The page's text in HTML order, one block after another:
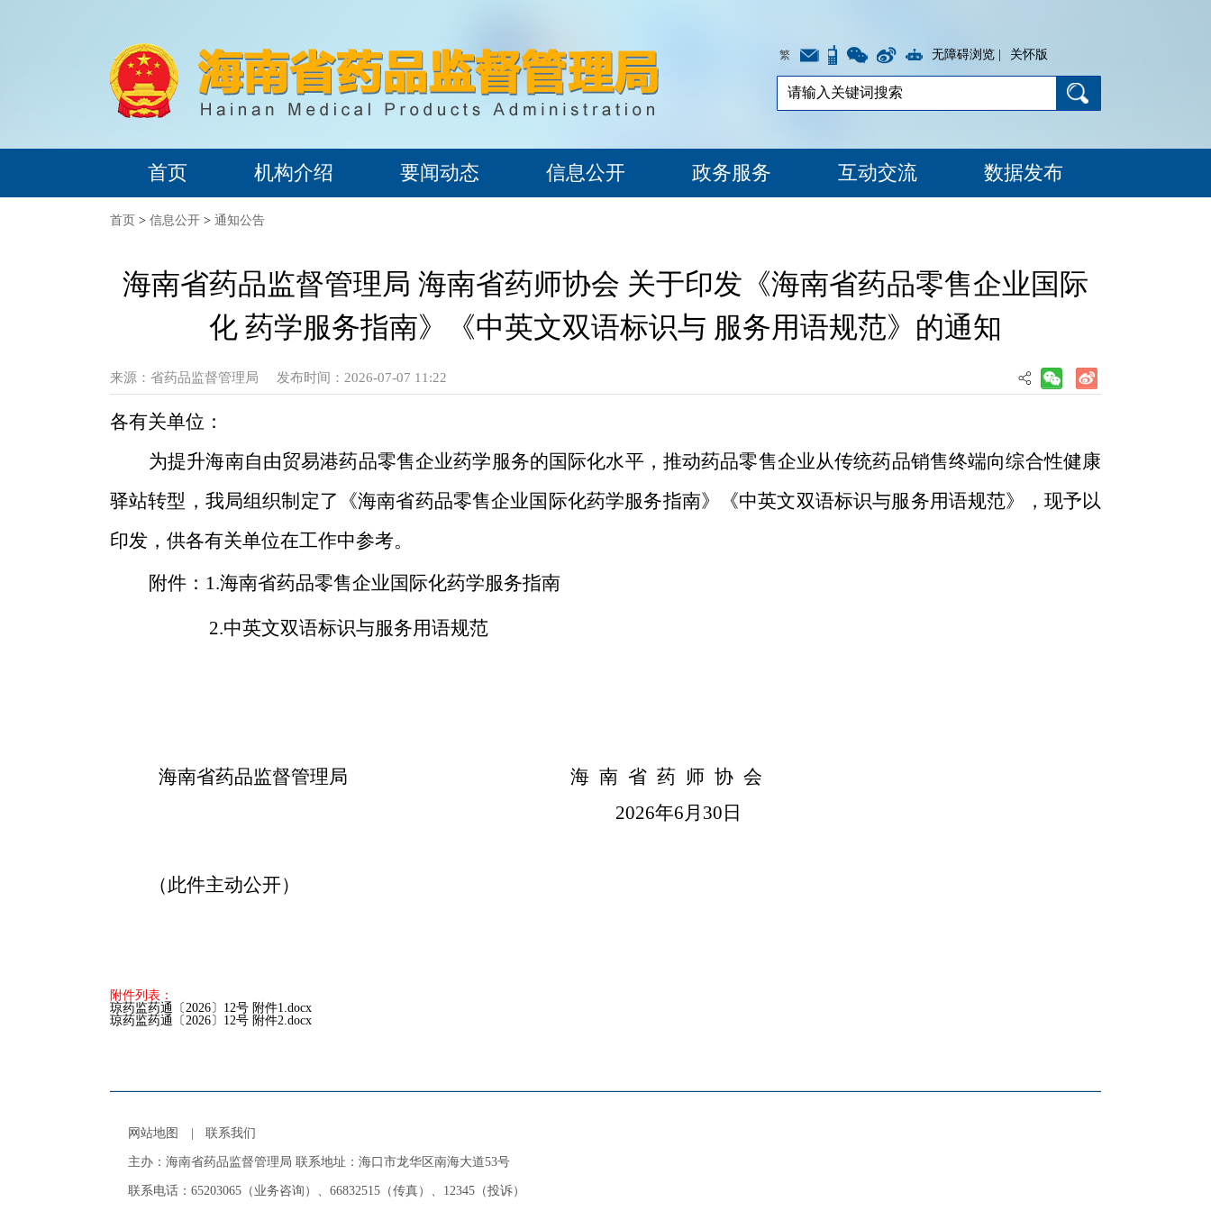
繁 无障碍浏览 | 关怀版
首页 机构介绍 要闻动态 信息公开 政务服务 互动交流 数据发布
首页 > 信息公开 > 通知公告
海南省药品监督管理局 海南省药师协会 关于印发《海南省药品零售企业国际
化 药学服务指南》《中英文双语标识与 服务用语规范》的通知
来源： 省药品监督管理局 发布时间：2026-07-07 11:22
各有关单位：
为提升海南自由贸易港药品零售企业药学服务的国际化水平，推动药品零售企业从传统药品销售终端向综合性健康
驿站转型，我局组织制定了《海南省药品零售企业国际化药学服务指南》《中英文双语标识与服务用语规范》，现予以
印发，供各有关单位在工作中参考。
附件：1.海南省药品零售企业国际化药学服务指南
2.中英文双语标识与服务用语规范
海南省药品监督管理局 海 南 省 药 师 协 会
2026年6月 30 日
（此件主动公开）
附件列表：
琼药监药通〔2026〕12号 附件1.docx
琼药监药通〔2026〕12号 附件2.docx
网站地图 联系我们
主办：海南省药品监督管理局 联系地址：海口市龙华区南海大道53号
联系电话：65203065（业务咨询）、66832515（传真）、12345（投诉）